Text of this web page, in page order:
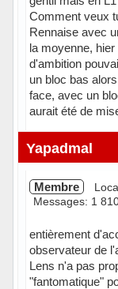
Comment veux
Rennaise avec
la moyenne,
d'ambition
un bloc bas
face, avec un
aurait été de
Hors ligne
Yapadmal
Membre
Messages: 1
entièrement
observateur de
Lens n'a pas
"fantomatique"